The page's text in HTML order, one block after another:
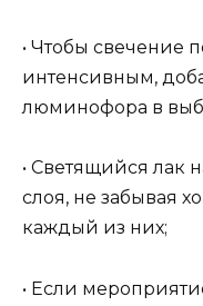
• Чтобы свечение
интенсивным,
люминофора в
• Светящийся лак
слоя, не забывая
каждый из них;
• Если